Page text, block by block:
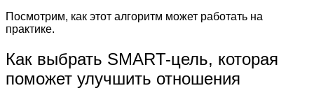
Посмотрим, как этот алгоритм может работать на
практике.
Как выбрать SMART-цель, которая
поможет улучшить отношения